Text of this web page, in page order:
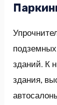
зданий. К
здания,